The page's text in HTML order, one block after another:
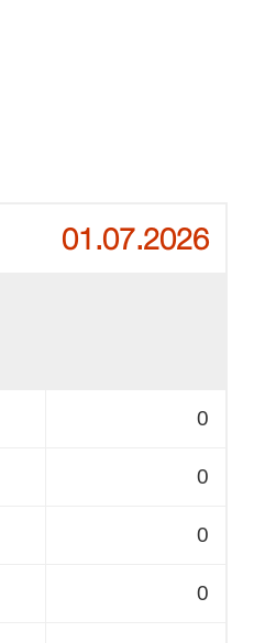
01.07.2026
0
0
0
0